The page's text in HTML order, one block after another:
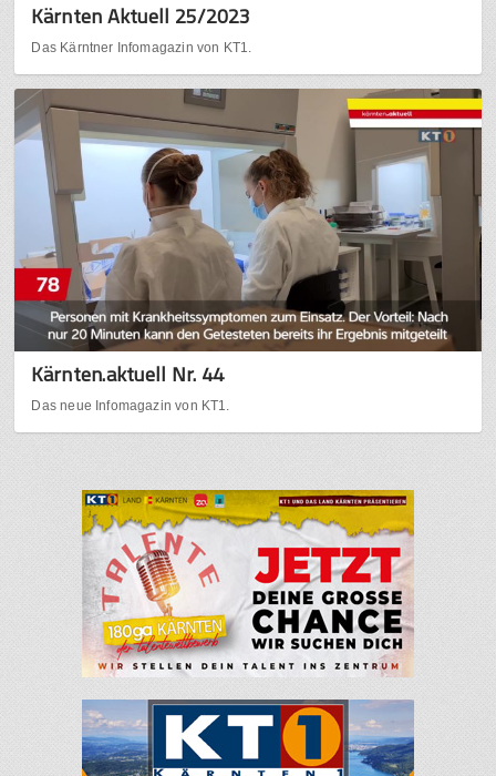
Kärnten Aktuell 25/2023
Das Kärntner Infomagazin von KT1.
Kärnten.aktuell Nr. 44
Das neue Infomagazin von KT1.